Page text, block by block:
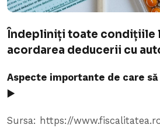
Îndepliniți toate condițiile
acordarea deducerii cu
Aspecte importante de care
▶️
Sursa: https://